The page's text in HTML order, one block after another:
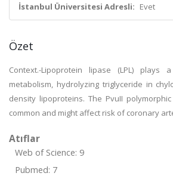
İstanbul Üniversitesi Adresli: Evet
Özet
Context.-Lipoprotein lipase (LPL)
metabolism, hydrolyzing triglyceride in
density lipoproteins. The PvuII
common and might affect risk of coronary
Atıflar
Web of Science: 9
Pubmed: 7